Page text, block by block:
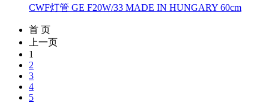
CWF灯管 GE F20W/33 MADE IN HUNGARY 60cm
首 页
上一页
1
2
3
4
5